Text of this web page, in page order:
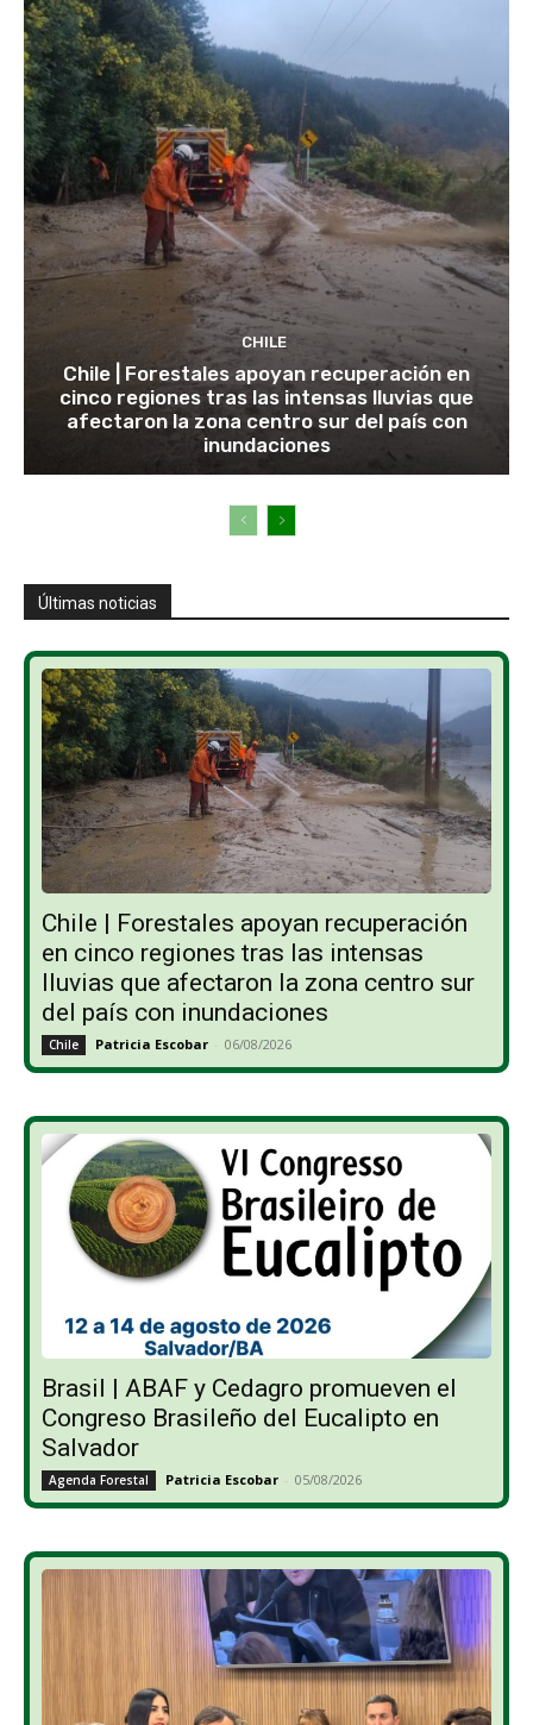
CHILE
Chile | Forestales apoyan recuperación en
cinco regiones tras las intensas lluvias que
afectaron la zona centro sur del país con
inundaciones
Últimas noticias
Chile | Forestales apoyan recuperación
en cinco regiones tras las intensas
lluvias que afectaron la zona centro sur
del país con inundaciones
Chile Patricia Escobar - 06/08/2026
Brasil | ABAF y Cedagro promueven el
Congreso Brasileño del Eucalipto en
Salvador
Agenda Forestal Patricia Escobar - 05/08/2026